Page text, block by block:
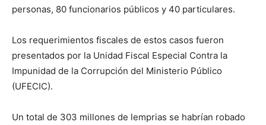
personas, 80 funcionarios públicos y 40 particulares.
Los requerimientos fiscales de estos casos fueron
presentados por la Unidad Fiscal Especial Contra la
Impunidad de la Corrupción del Ministerio Público
(UFECIC).
Un total de 303 millones de lemprias se habrían robado